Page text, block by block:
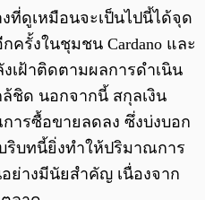
ที่ดูเหมือนจะเป็นไปนี้ได้จุด
ครั้งในชุมชน Cardano และ
เฝ้าติดตามผลการดำเนิน
ชิด นอกจากนี้ สกุลเงิน
ารซื้อขายลดลง ซึ่งบ่งบอก
ริบทนี้ยิ่งทำให้ปริมาณการ
ย่างมีนัยสำคัญ เนื่องจาก